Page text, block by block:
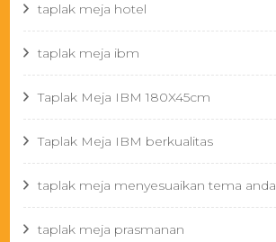
taplak meja hotel
taplak meja ibm
Taplak Meja IBM 180X45cm
Taplak Meja IBM berkualitas
taplak meja menyesuaikan tema anda
taplak meja prasmanan